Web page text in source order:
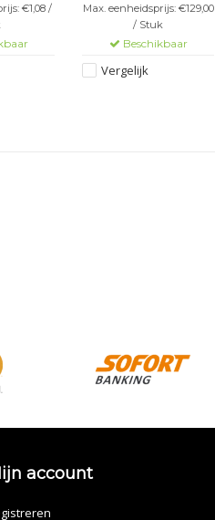
€1,08 /
Max. eenheidsprijs: €129,00
/ Stuk
Beschikbaar
Vergelijk
account